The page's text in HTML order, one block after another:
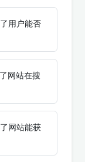
用户能否
网站在搜
网站能获